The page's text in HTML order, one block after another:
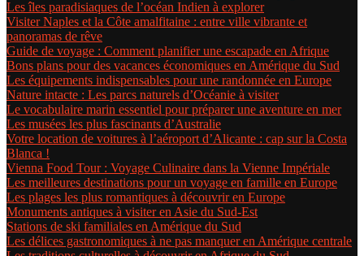
Les îles paradisiaques de l’océan Indien à explorer
Visiter Naples et la Côte amalfitaine : entre ville vibrante et
panoramas de rêve
Guide de voyage : Comment planifier une escapade en Afrique
Bons plans pour des vacances économiques en Amérique du Sud
Les équipements indispensables pour une randonnée en Europe
Nature intacte : Les parcs naturels d’Océanie à visiter
Le vocabulaire marin essentiel pour préparer une aventure en mer
Les musées les plus fascinants d’Australie
Votre location de voitures à l’aéroport d’Alicante : cap sur la Costa
Blanca !
Vienna Food Tour : Voyage Culinaire dans la Vienne Impériale
Les meilleures destinations pour un voyage en famille en Europe
Les plages les plus romantiques à découvrir en Europe
Monuments antiques à visiter en Asie du Sud-Est
Stations de ski familiales en Amérique du Sud
Les délices gastronomiques à ne pas manquer en Amérique centrale